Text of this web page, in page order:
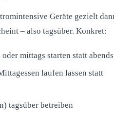
Geräte gezielt
– also tagsüber. Konkret:
oder mittags starten statt abends
laufen lassen statt
tagsüber betreiben